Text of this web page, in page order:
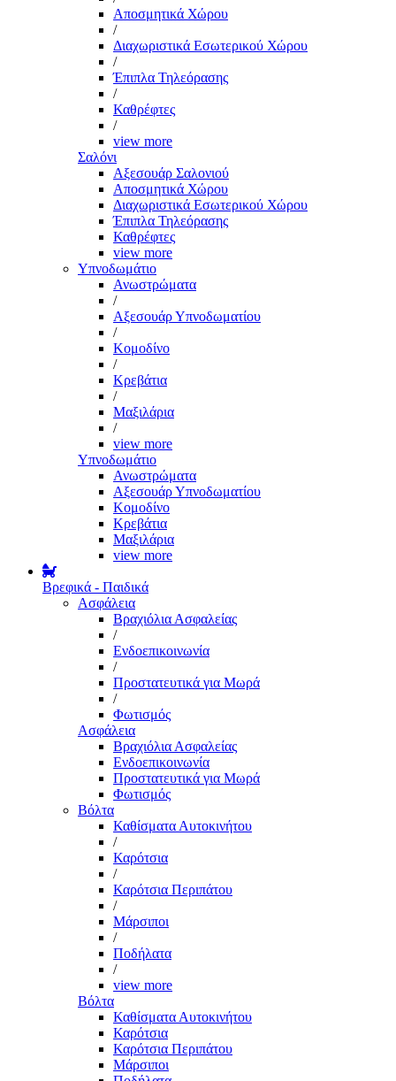
Αποσμητικά Χώρου
/
Διαχωριστικά Εσωτερικού Χώρου
/
Έπιπλα Τηλεόρασης
/
Καθρέφτες
/
view more
Σαλόνι
Αξεσουάρ Σαλονιού
Αποσμητικά Χώρου
Διαχωριστικά Εσωτερικού Χώρου
Έπιπλα Τηλεόρασης
Καθρέφτες
view more
Υπνοδωμάτιο
Ανωστρώματα
/
Αξεσουάρ Υπνοδωματίου
/
Κομοδίνο
/
Κρεβάτια
/
Μαξιλάρια
/
view more
Υπνοδωμάτιο
Ανωστρώματα
Αξεσουάρ Υπνοδωματίου
Κομοδίνο
Κρεβάτια
Μαξιλάρια
view more
Βρεφικά - Παιδικά
Ασφάλεια
Βραχιόλια Ασφαλείας
/
Ενδοεπικοινωνία
/
Προστατευτικά για Μωρά
/
Φωτισμός
Ασφάλεια
Βραχιόλια Ασφαλείας
Ενδοεπικοινωνία
Προστατευτικά για Μωρά
Φωτισμός
Βόλτα
Καθίσματα Αυτοκινήτου
/
Καρότσια
/
Καρότσια Περιπάτου
/
Μάρσιποι
/
Ποδήλατα
/
view more
Βόλτα
Καθίσματα Αυτοκινήτου
Καρότσια
Καρότσια Περιπάτου
Μάρσιποι